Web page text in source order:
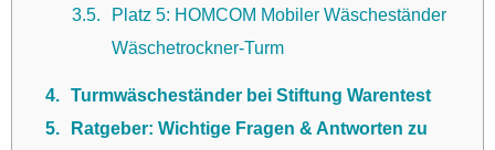
3.5
Platz 5: HOMCOM Mobiler Wäscheständer
Wäschetrockner-Turm
4
Turmwäscheständer bei Stiftung Warentest
5
Ratgeber: Wichtige Fragen & Antworten zu